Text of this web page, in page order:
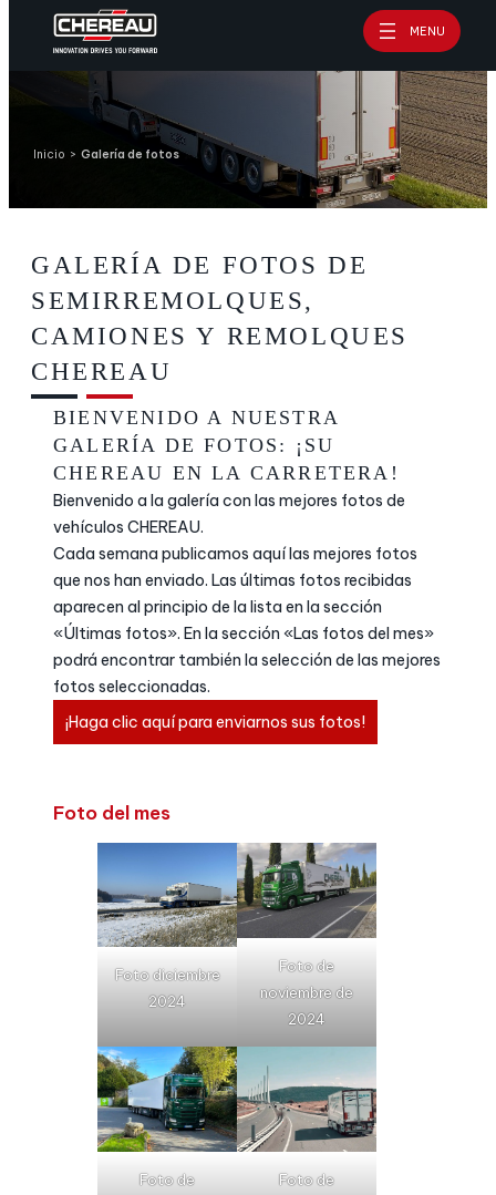
Saltar
contenido
MENU
Inicio > Galería de fotos
GALERÍA DE FOTOS DE
SEMIRREMOLQUES,
CAMIONES Y REMOLQUES
CHEREAU
BIENVENIDO A NUESTRA
GALERÍA DE FOTOS: ¡SU
CHEREAU EN LA CARRETERA!
Bienvenido a la galería con las mejores fotos de
vehículos CHEREAU.
Cada semana publicamos aquí las mejores fotos
que nos han enviado. Las últimas fotos recibidas
aparecen al principio de la lista en la sección
«Últimas fotos». En la sección «Las fotos del mes»
podrá encontrar también la selección de las mejores
fotos seleccionadas.
¡Haga clic aquí para enviarnos sus fotos!
Foto del mes
Foto diciembre
2024
Foto de
noviembre de
2024
Foto de
Foto de